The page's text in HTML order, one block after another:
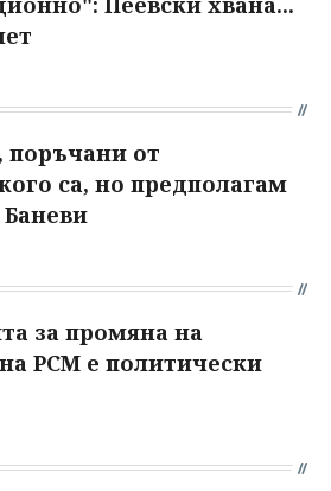
поръчани от
са, но предполагам
Баневи
за промяна на
РСМ е политически